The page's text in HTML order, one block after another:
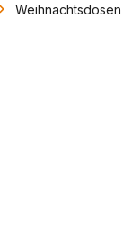
Weihnachtsdosen